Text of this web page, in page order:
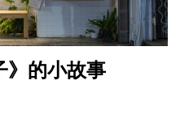
》的小故事